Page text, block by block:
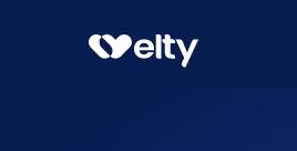
Prenota visita